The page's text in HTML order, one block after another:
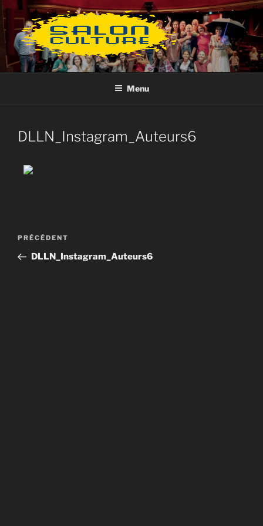
Aller
au
contenu
principal
Menu
DLLN_Instagram_Auteurs6
Navigation
l’article
Article
précédent
PRÉCÉDENT
DLLN_Instagram_Auteurs6